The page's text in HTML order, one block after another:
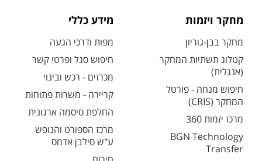
מחקר ויזמות
מחקר בבן-גוריון
קטלוג תשתיות המחקר
(אנגלית)
חיפוש מנחה - פורטל
המחקר (CRIS)
מרכז יזמות 360
BGN Technology
Transfer
מידע כללי
מפות ודרכי הגעה
חיפוש סגל ופרטי קשר
מכרזים - רכש ובינוי
קריירה - משרות פתוחות
החלפת סיסמה ארגונית
מרכז הספורט והנופש
ע"ש סילבן אדמס